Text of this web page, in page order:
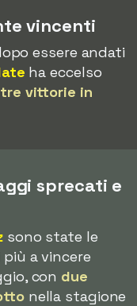
vincenti
essere andati
ha eccelso
tre vittorie in
sprecati e
sono state le
a vincere
con due
nella stagione